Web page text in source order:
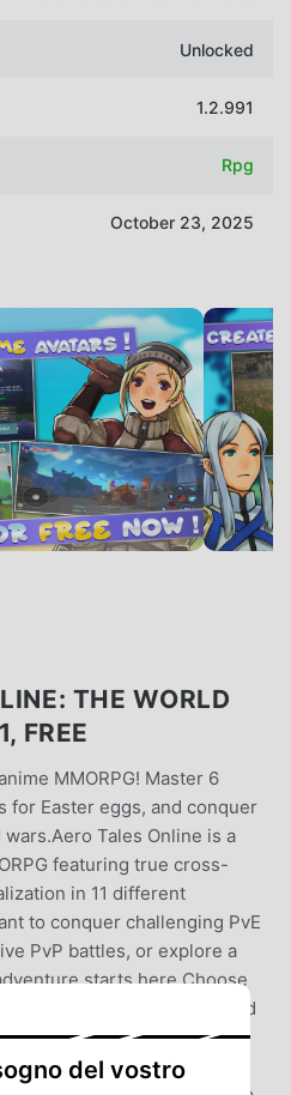
Unlocked
1.2.991
Rpg
October 23, 2025
THE WORLD
FREE
MMORPG! Master 6
for Easter eggs, and conquer
Tales Online is a
featuring true cross-
in 11 different
to conquer challenging PvE
PvP battles, or explore a
starts here.Choose
(Heroes or Villains) and
upgraded character
from 6 unique classes:
del vostro